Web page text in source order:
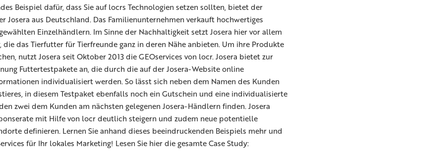
Beispiel dafür, dass Sie auf locrs Technologien setzen sollten, bietet der
Josera aus Deutschland. Das Familienunternehmen verkauft hochwertiges
Einzelhändlern. Im Sinne der Nachhaltigkeit setzt Josera hier vor allem
die das Tierfutter für Tierfreunde ganz in deren Nähe anbieten. Um ihre Produkte
nutzt Josera seit Oktober 2013 die GEOservices von locr. Josera bietet zur
Futtertestpakete an, die durch die auf der Josera-Website online
individualisiert werden. So lässt sich neben dem Namen des Kunden
in diesem Testpaket ebenfalls noch ein Gutschein und eine individualisierte
zwei dem Kunden am nächsten gelegenen Josera-Händlern finden. Josera
mit Hilfe von locr deutlich steigern und zudem neue potentielle
definieren. Lernen Sie anhand dieses beeindruckenden Beispiels mehr und
für Ihr lokales Marketing! Lesen Sie hier die gesamte Case Study: